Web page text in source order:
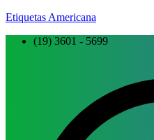
Etiquetas Americana
(19) 3601 - 5699